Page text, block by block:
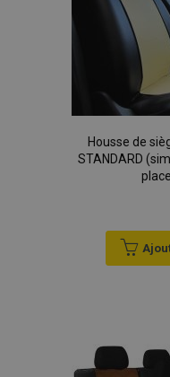
Housse de
STANDARD